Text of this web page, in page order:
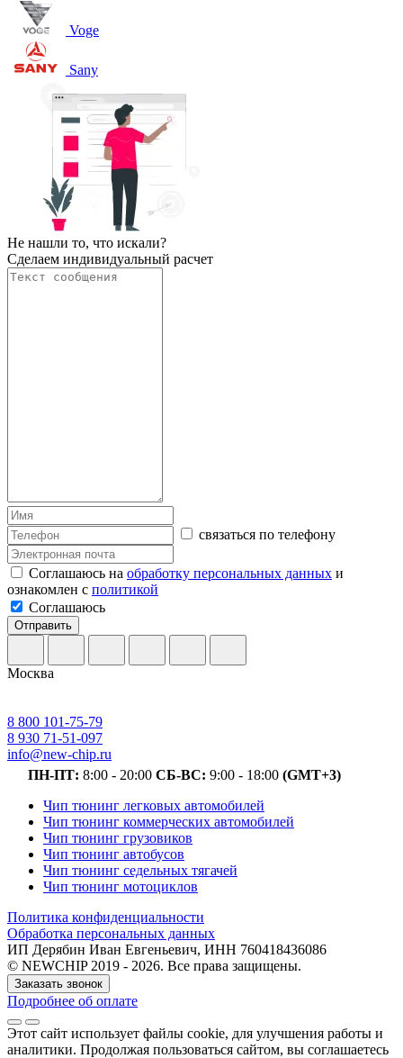
Voge
Sany
Не нашли то, что искали?
Сделаем индивидуальный расчет
связаться по телефону
Соглашаюсь на обработку персональных данных и
ознакомлен с политикой
Соглашаюсь
Отправить
Москва
8 800 101-75-79
8 930 71-51-097
info@new-chip.ru
ПН-ПТ: 8:00 - 20:00 СБ-ВС: 9:00 - 18:00 (GMT+3)
Чип тюнинг легковых автомобилей
Чип тюнинг коммерческих автомобилей
Чип тюнинг грузовиков
Чип тюнинг автобусов
Чип тюнинг седельных тягачей
Чип тюнинг мотоциклов
Политика конфиденциальности
Обработка персональных данных
ИП Дерябин Иван Евгеньевич, ИНН 760418436086
© NEWCHIP 2019 - 2026. Все права защищены.
Заказать звонок
Подробнее об оплате
Этот сайт использует файлы cookie, для улучшения работы и
аналитики. Продолжая пользоваться сайтом, вы соглашаетесь